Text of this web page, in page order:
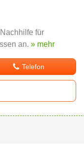
für
an. » mehr
Telefon